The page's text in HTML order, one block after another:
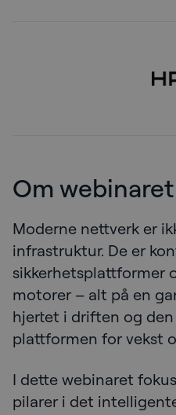
Om webinaret
Moderne nettverk er
infrastruktur. De er
sikkerhetsplattformer
motorer – alt på en
hjertet i driften og
plattformen for vekst
I dette webinaret
pilarer i det